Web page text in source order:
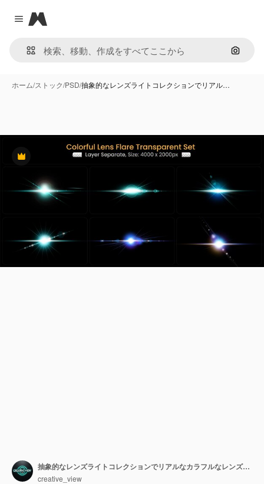
Close menu
Magnific
画像で
ホーム/ストック/PSD/抽象的なレンズライトコレクションでリアル…
Premium
抽象的なレンズライトコレクションでリアルなカラフルなレンズフレア
creative_view